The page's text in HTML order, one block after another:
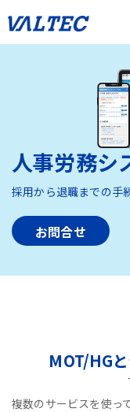
HOME>製品・サービス> 人
人事労務シ
採用から退職までの手
お問合せ
MOT/HG
複数のサービスを使っ